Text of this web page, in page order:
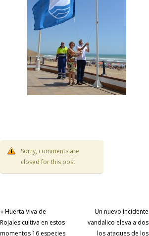
Sorry, comments are
closed for this post
« Huerta Viva de
Rojales cultiva en estos
momentos 16 especies
Un nuevo incidente
vandalico eleva a dos
los ataques de los